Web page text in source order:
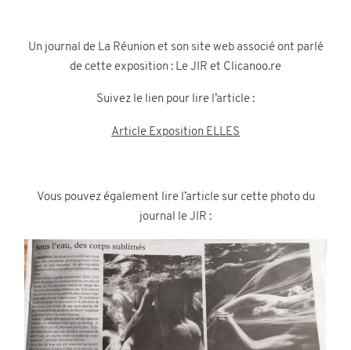
Un journal de La Réunion et son site web associé ont parlé
de cette exposition : Le JIR et Clicanoo.re
Suivez le lien pour lire l’article :
Article Exposition ELLES
Vous pouvez également lire l’article sur cette photo du
journal le JIR :